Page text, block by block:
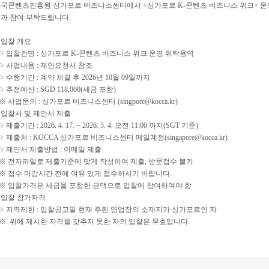
콘텐츠진흥원 싱가포르 비즈니스센터에서 <싱가포르 K-콘텐츠 비즈니스 위크>
참여 부탁드립니다.
입찰 개요
입찰건명 : 싱가포르 K-콘텐츠 비즈니스 위크 운영 위탁용역
사업내용 : 제안요청서 참조
수행기간 : 계약 체결 후 2026년 10월 09일까지
추정예산 : SGD 118,000(세금 포함)
사업문의 : 싱가포르 비즈니스센터 (singpore@kocca.kr)
찰서 및 제안서 제출
제출기간 : 2026. 4. 17. ~ 2026. 5. 4. 오전 11:00 까지(SGT 기준)
제출처 : KOCCA 싱가포르 비즈니스센터 메일계정(singapore@kocca.kr)
제안서 제출방법 : 이메일 제출
전자파일로 제출기준에 맞게 작성하여 제출, 방문접수 불가
접수 마감시간 전에 여유 있게 접수하시기 바랍니다.
입찰가격은 세금을 포함한 금액으로 입찰에 참여하여야 함
찰 참가자격
지역제한 : 입찰공고일 현재 주된 영업장의 소재지가 싱가포르인 자
위에 제시한 자격을 갖추지 못한 자의 입찰은 무효입니다.